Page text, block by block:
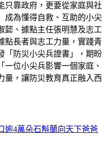
只靠政府，更要從家庭與社
成為懂得自救、互助的小尖
懿、據點主任張明慧及志工
點長者與志工力量，實踐青
「防災小尖兵證書」，期盼
一位小尖兵影響一個家庭、
量，讓防災教育真正融入西
逾4萬朵石斛蘭向天下爸爸